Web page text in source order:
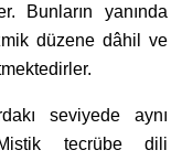
Bunların yanında
düzene dâhil ve
seviyede aynı
tecrübe dili